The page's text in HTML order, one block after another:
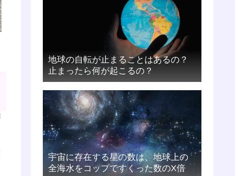
地球の自転が止まることはあるの？
止まったら何が起こるの？
宇宙に存在する星の数は、地球上の
全海水をコップですくった数のX倍